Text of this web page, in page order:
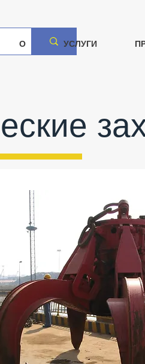
О УСЛУГИ